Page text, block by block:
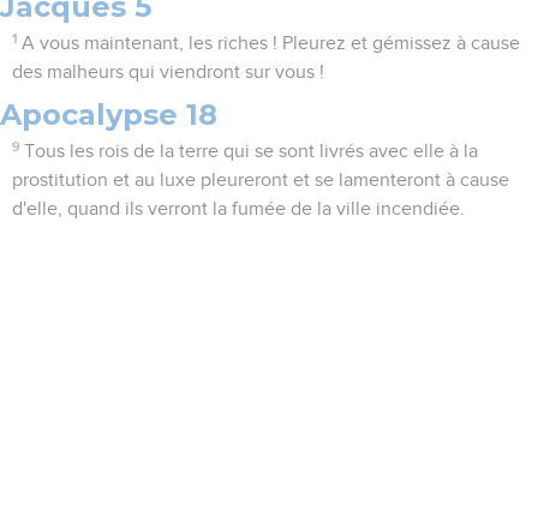
1 A vous maintenant, les riches ! Pleurez et gémissez à cause
des malheurs qui viendront sur vous !
Apocalypse 18
9 Tous les rois de la terre qui se sont livrés avec elle à la
prostitution et au luxe pleureront et se lamenteront à cause
d'elle, quand ils verront la fumée de la ville incendiée.